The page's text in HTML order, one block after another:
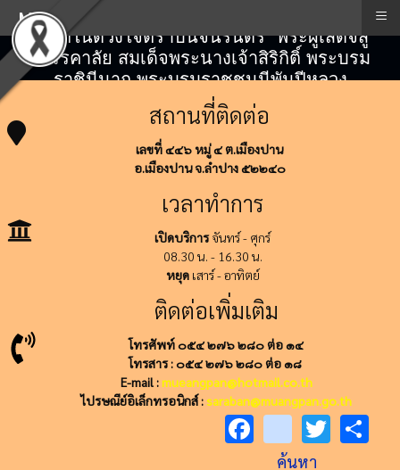
"สถิตในดวงใจตราบนิจนิรันดร์" พระผู้เสด็จสู่
สวรรคาลัย สมเด็จพระนางเจ้าสิริกิติ์ พระบรม
ราชินีนาถ พระบรมราชชนนีพันปีหลวง
สถานที่ติดต่อ
เลขที่ ๔๔๖ หมู่ ๔ ต.เมืองปาน
อ.เมืองปาน จ.ลำปาง ๕๒๒๔๐
เวลาทำการ
เปิดบริการจันทร์ - ศุกร์
08.30 น. - 16.30 น.
หยุดเสาร์ - อาทิตย์
ติดต่อเพิ่มเติม
โทรศัพท์ ๐๕๔ ๒๗๖ ๒๘๐ ต่อ ๑๔
โทรสาร : ๐๕๔ ๒๗๖ ๒๘๐ ต่อ ๑๘
E-mail :mueangpan@hotmail.co.th
ไปรษณีย์อิเล็กทรอนิกส์ : saraban@muangpan.go.th
Facebook
youtube
ค้นหา
Menu ≡